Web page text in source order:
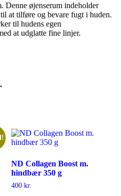
Denne øjenserum indeholder
at tilføre og bevare fugt i huden.
til hudens egen
at udglatte fine linjer.
ND Collagen Boost m.
hindbær 350 g
400 kr.